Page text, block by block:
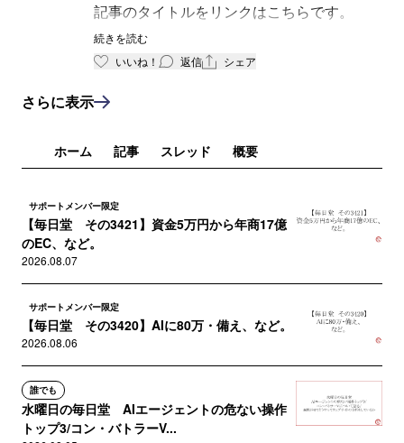
記事のタイトルをリンクはこちらです。
アナリティクスエンジニアとは何か。データ
にまつわるお悩みを根こそぎ解決する、リク
ルート“影の仕事人” - はてなニュース
https://hatenanews.com/articles/2024/09/2
続きを読む
いいね！
返信 シェア
さらに表示
ホーム 記事 スレッド 概要
サポートメンバー限定
【毎日堂 その3421】資金5万円から年商17億
のEC、など。
2026.08.07
サポートメンバー限定
【毎日堂 その3420】AIに80万・備え、など。
2026.08.06
誰でも
水曜日の毎日堂 AIエージェントの危ない操作
トップ3/コン・バトラーV...